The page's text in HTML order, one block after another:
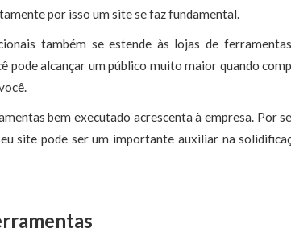
por isso um site se faz fundamental.
também se estende às lojas de
pode alcançar um público muito maior quando
bem executado acrescenta à empresa. Por
site pode ser um importante auxiliar na